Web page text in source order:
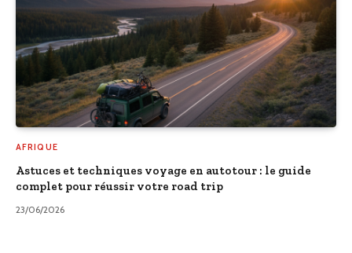
AFRIQUE
Astuces et techniques voyage en autotour : le guide
complet pour réussir votre road trip
23/06/2026